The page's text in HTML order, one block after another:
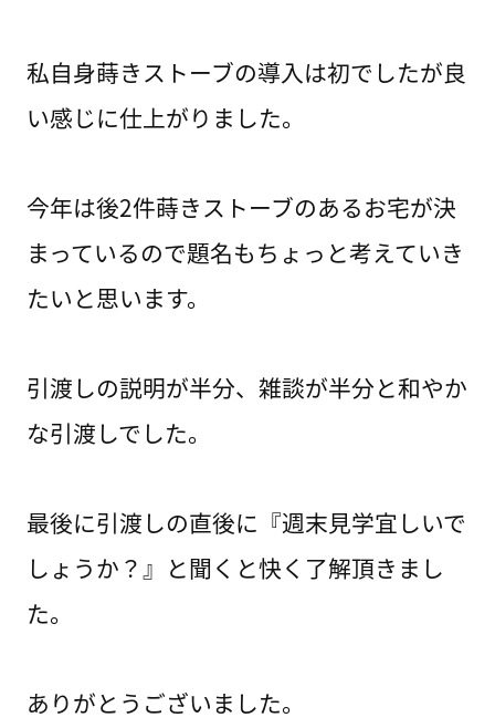
私自身蒔きストーブの導入は初でしたが良
い感じに仕上がりました。
今年は後2件蒔きストーブのあるお宅が決
まっているので題名もちょっと考えていき
たいと思います。
引渡しの説明が半分、雑談が半分と和やか
な引渡しでした。
最後に引渡しの直後に『週末見学宜しいで
しょうか？』と聞くと快く了解頂きまし
た。
ありがとうございました。